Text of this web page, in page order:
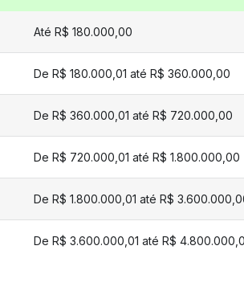
Até R$ 180.000,00
De R$ 180.000,01 até R$ 360.000,00
De R$ 360.000,01 até R$ 720.000,00
De R$ 720.000,01 até R$ 1.800.000,00
De R$ 1.800.000,01 até R$
De R$ 3.600.000,01 até R$